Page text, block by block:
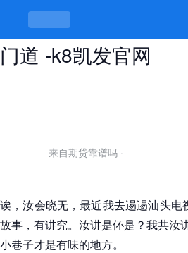
汕头电视塔附近小巷
门道 -k8凯发官网
来自期贷靠谱吗 ·
诶，汝会晓无，最近我去逿逿汕头
故事，有讲究。汝讲是伓是？我共汝
小巷子才是有味的地方。